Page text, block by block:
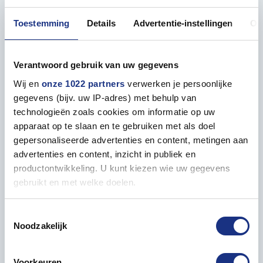
Toestemming Details Advertentie-instellingen
Verantwoord gebruik van uw gegevens
Wij en onze 1022 partners verwerken je persoonlijke
gegevens (bijv. uw IP-adres) met behulp van
technologieën zoals cookies om informatie op uw
apparaat op te slaan en te gebruiken met als doel
gepersonaliseerde advertenties en content, metingen aan
advertenties en content, inzicht in publiek en
productontwikkeling. U kunt kiezen wie uw gegevens
gebruikt en met welke doelen.
Informatie verzamelen over uw geografische locatie,
Uw apparaat identificeren door het actief te scannen
Noodzakelijk
glanzende afwerking en de verfkleuren met XF
hebben een matte afwerking.
* Tamiya verf transprarant geel glanzend
Eigenschappen